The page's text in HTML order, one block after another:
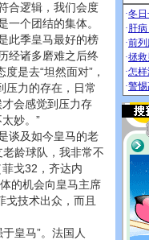
合逻辑，我们会度
一个团结的集体。
此季皇马最好的榜
经诸多磨难之后终
是去“坦然面对”，
压力的存在，日常
会感觉到压力存
妙。”
谈及如今皇马的老
龄球队，我非常不
戈32，齐达内
的机会向皇马主席
戈技术出众，而且
皇马”。法国人